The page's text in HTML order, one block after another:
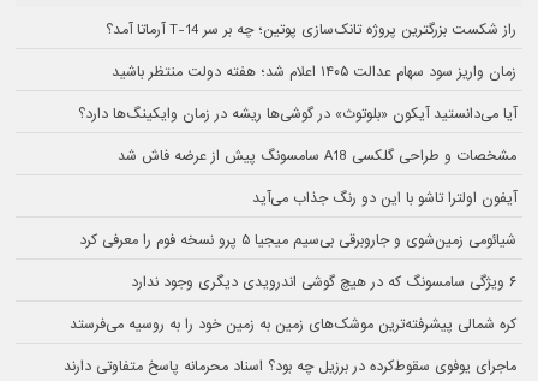
راز شکست بزرگترین پروژه تانک‌سازی پوتین؛ چه بر سر T-14 آرماتا آمد؟
زمان واریز سود سهام عدالت ۱۴۰۵ اعلام شد؛ هفته دولت منتظر باشید
آیا می‌دانستید آیکون «بلوتوث» در گوشی‌ها ریشه در زمان وایکینگ‌ها دارد؟
مشخصات و طراحی گلکسی A18 سامسونگ پیش از عرضه فاش شد
آیفون اولترا تاشو با این دو رنگ جذاب می‌آید
شیائومی زمین‌شوی و جاروبرقی بی‌سیم میجیا ۵ پرو نسخه فوم را معرفی کرد
۶ ویژگی سامسونگ که در هیچ گوشی اندرویدی دیگری وجود ندارد
کره شمالی پیشرفته‌ترین موشک‌های زمین به زمین خود را به روسیه می‌فرستد
ماجرای یوفوی سقوط‌کرده در برزیل چه بود؟ اسناد محرمانه پاسخ متفاوتی دارند